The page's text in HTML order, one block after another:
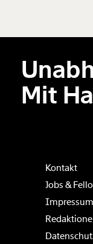
Mit
Kontakt
Jobs &
Impressum